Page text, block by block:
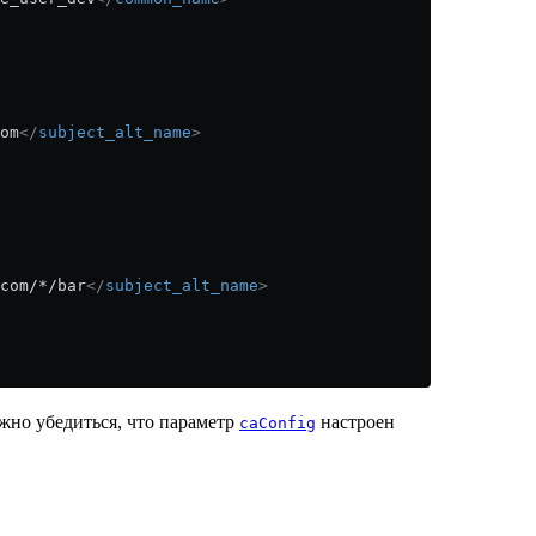
</subject_alt_name>
*/bar</subject_alt_name>
убедиться, что параметр caConfig настроен